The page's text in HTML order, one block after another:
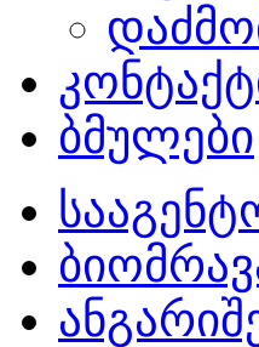
ბმულები